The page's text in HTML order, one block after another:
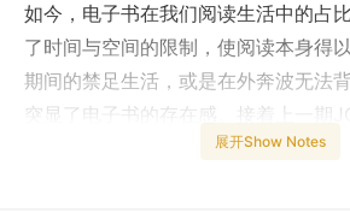
如今，电子书在我们阅读生活中的占
了时间与空间的限制，使阅读本身得
期间的禁足生活，或是在外奔波无法
突显了电子书的存在感。接着上一期
题，本期我们谈谈与之相关的电子书。
展开Show Notes